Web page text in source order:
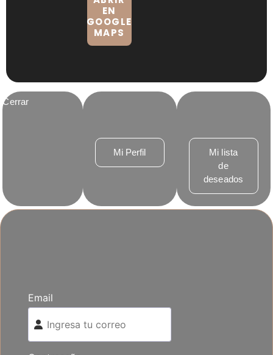
EN
GOOGLE
MAPS
Cerrar
Mi Perfil
Mi lista
de
deseados
Email